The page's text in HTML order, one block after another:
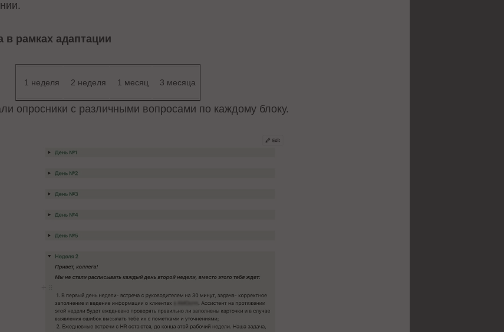
в рамках адаптации
1 неделя 2 неделя 1 месяц 3 месяца
опросники с различными вопросами по каждому блоку.